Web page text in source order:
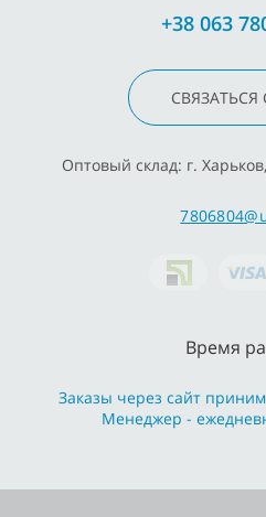
+38 063
Оптовый склад: г.
Время
Заказы через сайт
Менеджер -